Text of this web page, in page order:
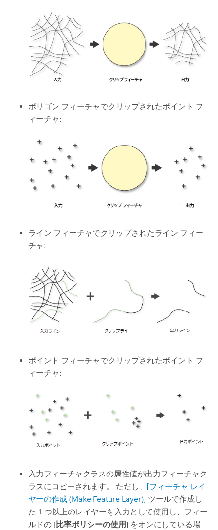
ポリゴン フィーチャでクリップされたポイント フ
ィーチャ:
ライン フィーチャでクリップされたライン フィー
チャ:
ポイント フィーチャでクリップされたポイント フ
ィーチャ:
入力フィーチャクラスの属性値が出力フィーチャク
ラスにコピーされます。 ただし、 [フィーチャ レイ
ヤーの作成 (Make Feature Layer)] ツールで作成し
た 1 つ以上のレイヤーを入力として使用し、フィー
ルドの [比率ポリシーの使用] をオンにしている場